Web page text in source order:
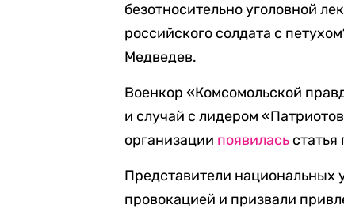
безотносительно уголовной
российского солдата с
Медведев.
Военкор «Комсомольской
и случай с лидером
организации появилась
Представители национальных
провокацией и призвали